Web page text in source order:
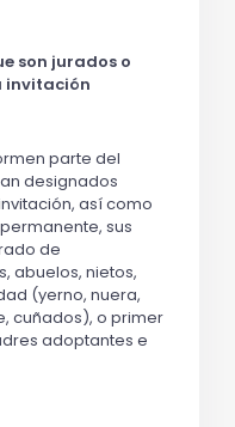
son jurados o
invitación
parte del
designados
así como
sus
de
abuelos, nietos,
(yerno, nuera,
cuñados), o primer
adoptantes e